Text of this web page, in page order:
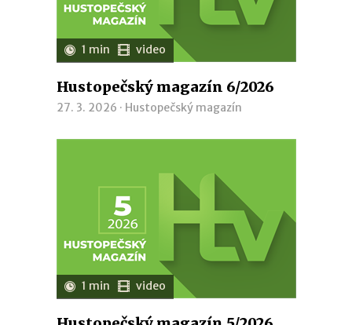
1 min video
Hustopečský magazín 6/2026
27. 3. 2026 · Hustopečský magazín
1 min video